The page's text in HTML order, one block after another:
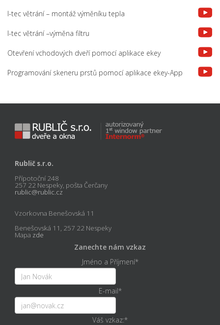
I-tec větrání – montáž výměníku tepla
I-tec větrání –výměna filtru
Otevření vchodových dveří pomocí aplikace ekey
Programování skeneru prstů pomocí aplikace ekey-App
Rublič s.r.o.
Přípotoční 248
257 22 Nespeky, pošta Čerčany
rublic@rublic.cz
Vzorkovna Benešovská 11
Benešovská 11, 257 22 Nespeky
Mapa zde
Zanechte nám vzkaz
Jméno a Příjmení*
E-mail*
Váš vzkaz:*